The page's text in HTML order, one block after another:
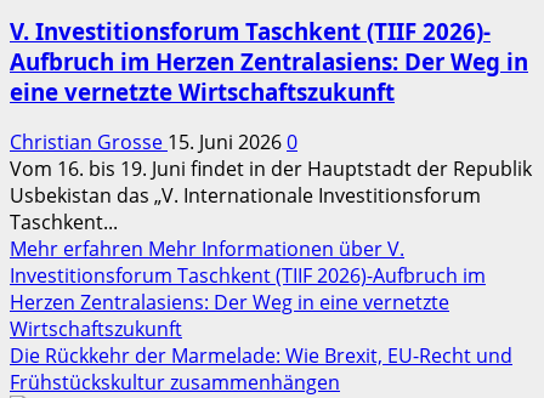
V. Investitionsforum Taschkent (TIIF 2026)-
Aufbruch im Herzen Zentralasiens: Der Weg in
eine vernetzte Wirtschaftszukunft
Christian Grosse 15. Juni 20260
Vom 16. bis 19. Juni findet in der Hauptstadt der Republik
Usbekistan das „V. Internationale Investitionsforum
Taschkent...
Mehr erfahren Mehr Informationen über V.
Investitionsforum Taschkent (TIIF 2026)-Aufbruch im
Herzen Zentralasiens: Der Weg in eine vernetzte
Wirtschaftszukunft
Die Rückkehr der Marmelade: Wie Brexit, EU‑Recht und
Frühstückskultur zusammenhängen